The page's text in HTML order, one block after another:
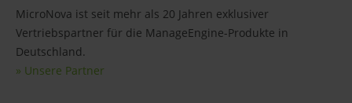
MicroNova ist seit mehr als 20 Jahren exklusiver
Vertriebspartner für die ManageEngine-Produkte in
Deutschland.
» Unsere Partner